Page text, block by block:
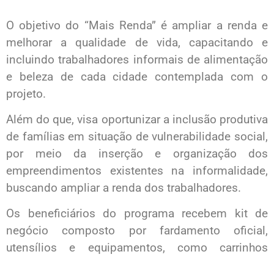
O objetivo do “Mais Renda” é ampliar a renda e
melhorar a qualidade de vida, capacitando e
incluindo trabalhadores informais de alimentação
e beleza de cada cidade contemplada com o
projeto.
Além do que, visa oportunizar a inclusão produtiva
de famílias em situação de vulnerabilidade social,
por meio da inserção e organização dos
empreendimentos existentes na informalidade,
buscando ampliar a renda dos trabalhadores.
Os beneficiários do programa recebem kit de
negócio composto por fardamento oficial,
utensílios e equipamentos, como carrinhos